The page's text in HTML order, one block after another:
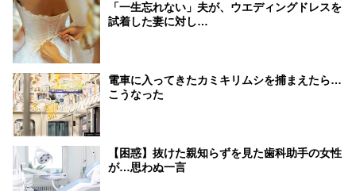
「一生忘れない」夫が、ウエディングドレスを
試着した妻に対し…
電車に入ってきたカミキリムシを捕まえたら…
こうなった
【困惑】抜けた親知らずを見た歯科助手の女性
が…思わぬ一言